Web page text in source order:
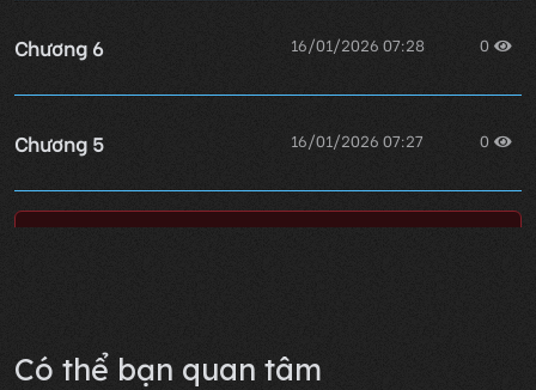
Chương 6 16/01/2026 07:28 0
Chương 5 16/01/2026 07:27 0
Có thể bạn quan tâm